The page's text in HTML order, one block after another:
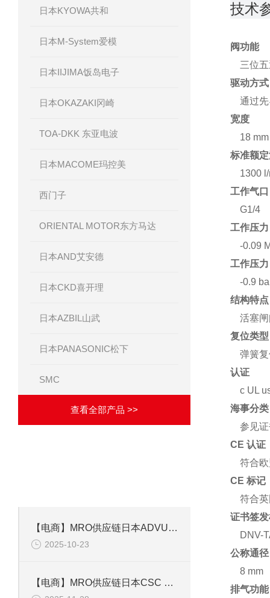
日本KYOWA共和
日本M-System爱模
日本IIJIMA饭岛电子
日本OKAZAKI冈崎
TOA-DKK 东亚电波
日本MACOME玛控美
西门子
ORIENTAL MOTOR东方马达
日本AND艾安德
日本CKD喜开理
日本AZBIL山武
日本PANASONIC松下
SMC
查看全部产品 >>
【电商】MRO供应链日本ADVU-20-10-P-A--德国ESTO费斯托小型气缸
2025-10-23
【电商】MRO供应链日本CSC 手电筒CSPV-A
技术
阀功能
三位
驱动方式
通过
宽度
18 mm
标准额
1300
工作气口
G1/4
工作压力
-0.09
工作压力
-0.9
结构特点
活塞
复位类型
弹簧
认证
c UL
海事分类
参见
CE 认证
符合
CE 标记
符合
证书签
DNV-
公称通径
8 mm
排气功能